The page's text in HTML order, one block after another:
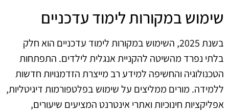
שימוש במקורות לימוד עדכניים
בשנת 2025, השימוש במקורות לימוד עדכניים הוא חלק
בלתי נפרד מהשיטה להקניית אנגלית לילדים. התפתחות
הטכנולוגיה והחשיפה למידע רב מייצרת הזדמנויות חדשות
ללמידה. מורים ממליצים על שימוש בפלטפורמות דיגיטליות,
אפליקציות חינוכיות ואתרי אינטרנט המציעים שיעורים,